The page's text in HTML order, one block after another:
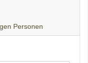
Personen